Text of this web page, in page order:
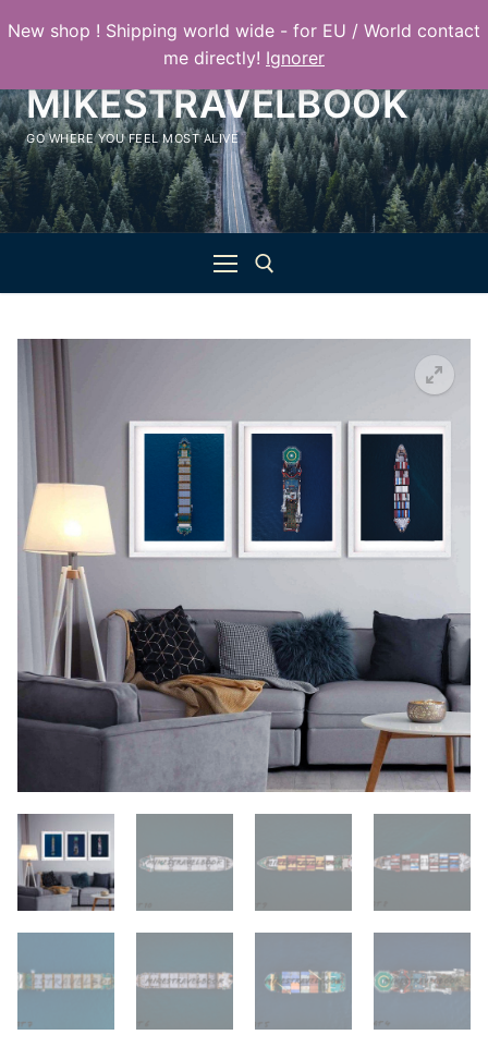
au
MIKESTRAVELBOOK
GO WHERE YOU FEEL MOST ALIVE
New shop ! Shipping world wide - for EU / World contact
me directly! Ignorer